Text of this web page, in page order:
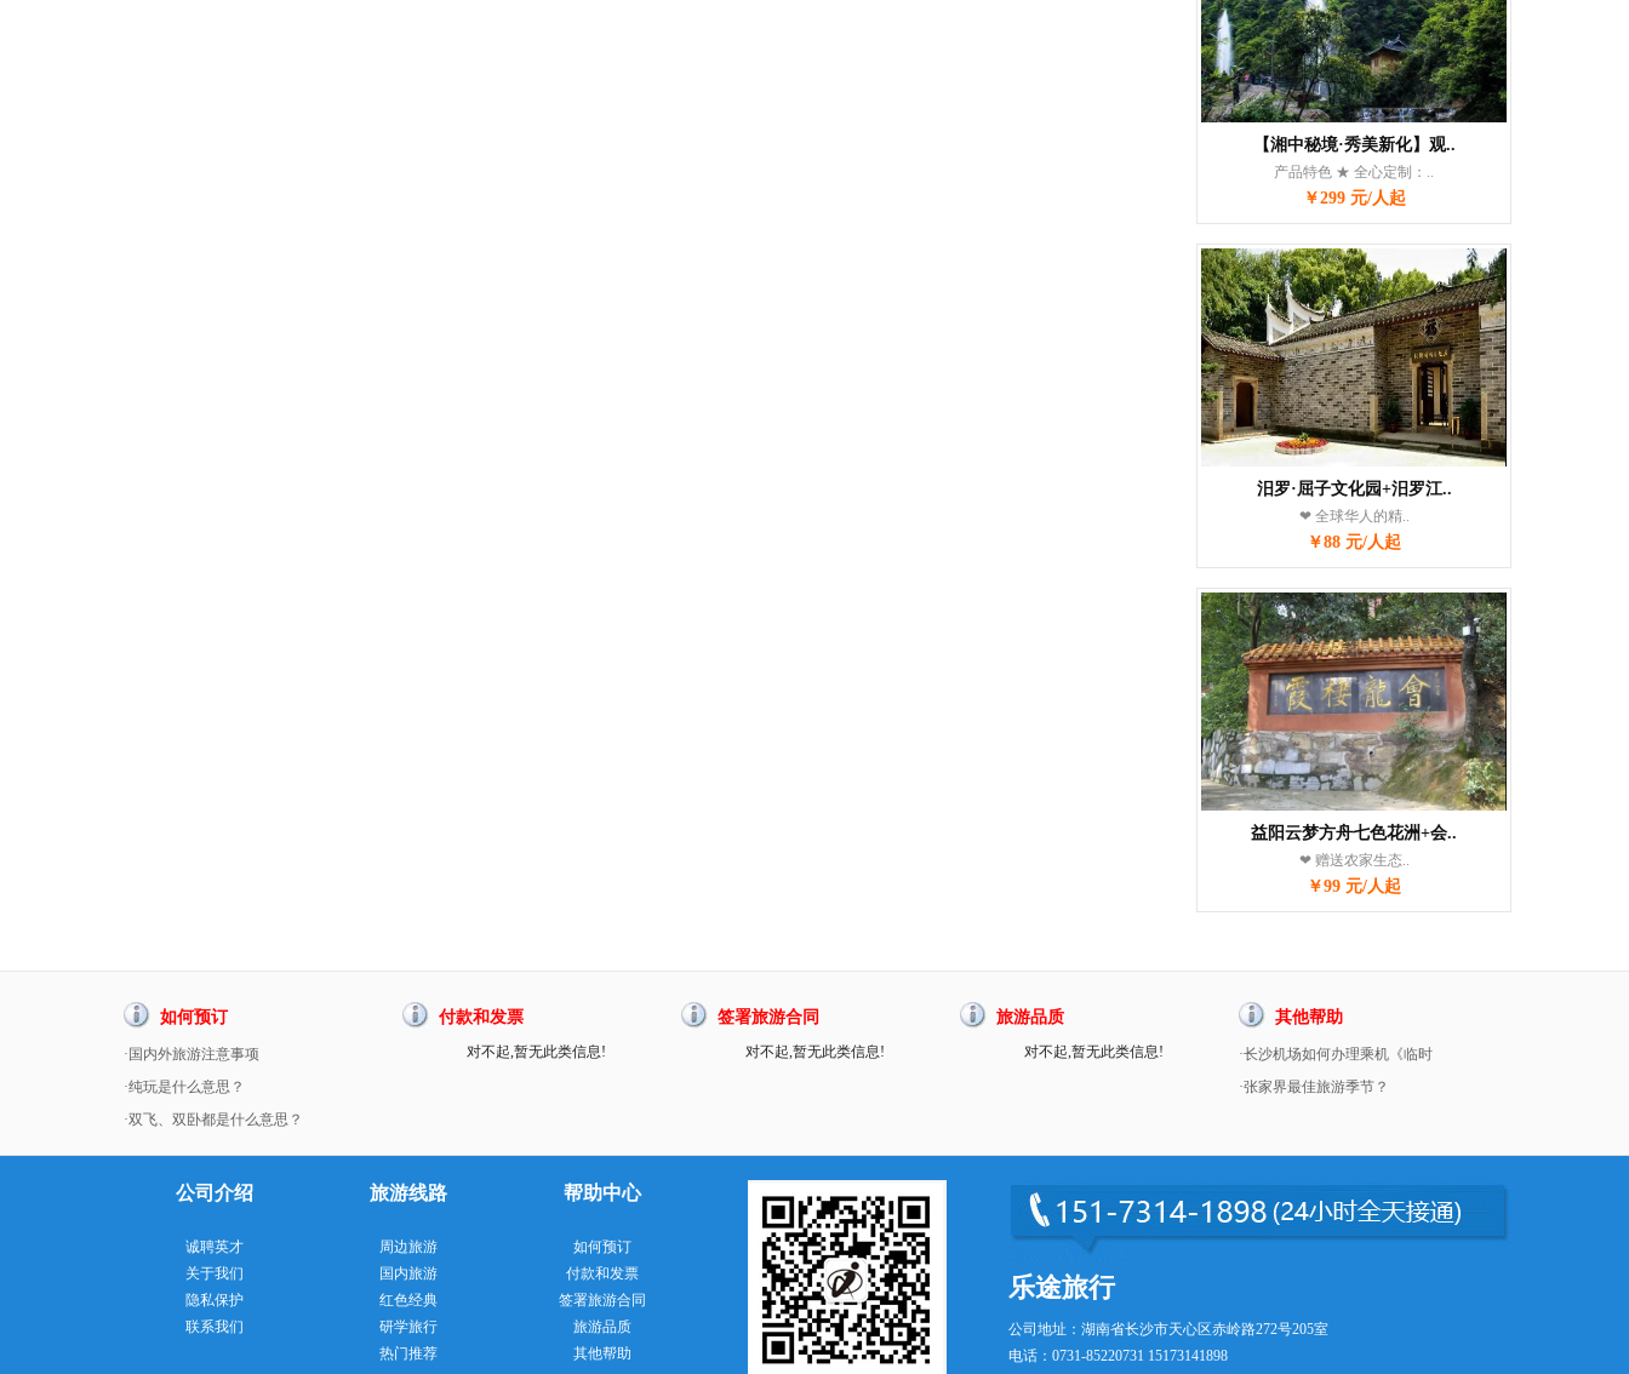
【湘中秘境·秀美新化】观..
产品特色 ★ 全心定制：..
￥299 元/人起
汨罗·屈子文化园+汨罗江..
❤ 全球华人的精..
￥88 元/人起
益阳云梦方舟七色花洲+会..
❤ 赠送农家生态..
￥99 元/人起
如何预订
·国内外旅游注意事项
·纯玩是什么意思？
·双飞、双卧都是什么意思？
付款和发票
对不起,暂无此类信息!
签署旅游合同
对不起,暂无此类信息!
旅游品质
对不起,暂无此类信息!
其他帮助
·长沙机场如何办理乘机《临时
·张家界最佳旅游季节？
公司介绍
诚聘英才
关于我们
隐私保护
联系我们
旅游线路
周边旅游
国内旅游
红色经典
研学旅行
热门推荐
帮助中心
如何预订
付款和发票
签署旅游合同
旅游品质
其他帮助
乐途旅行
公司地址：湖南省长沙市天心区赤岭路272号205室
电话：0731-85220731 15173141898